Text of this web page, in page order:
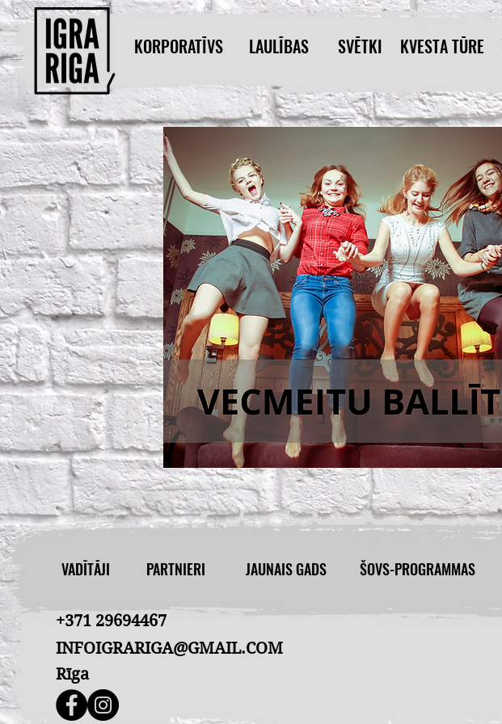
KVESTA TŪRE
SVĒTKI
LAULĪBAS
KORPORATĪVS
VADĪTĀJI PARTNIERI JAUNAIS GADS ŠOVS-PROGRAMMAS
+371 29694467
INFOIGRARIGA@GMAIL.COM
Rīga